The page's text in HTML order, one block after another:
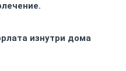
изнутри дома